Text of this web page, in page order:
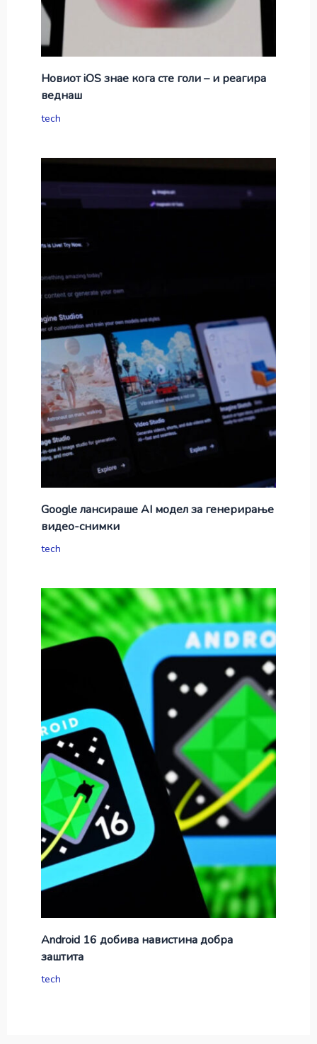
Новиот iOS знае кога сте голи – и реагира
веднаш
tech
Google лансираше AI модел за генерирање
видео-снимки
tech
Android 16 добива навистина добра
заштита
tech